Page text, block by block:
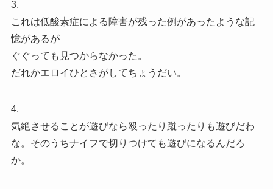
3.
これは低酸素症による障害が残った例があったような記
憶があるが
ぐぐっても見つからなかった。
だれかエロイひとさがしてちょうだい。
4.
気絶させることが遊びなら殴ったり蹴ったりも遊びだわ
な。そのうちナイフで切りつけても遊びになるんだろ
か。